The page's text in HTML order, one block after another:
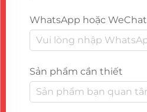
WhatsApp hoặc WeChat
Sản phẩm cần thiết